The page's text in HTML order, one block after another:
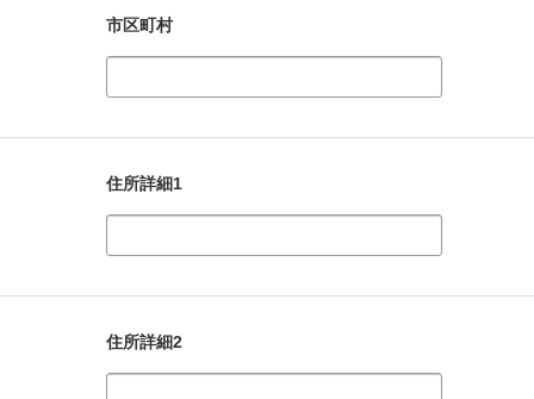
市区町村
住所詳細1
住所詳細2